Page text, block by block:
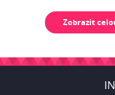
Zobrazit